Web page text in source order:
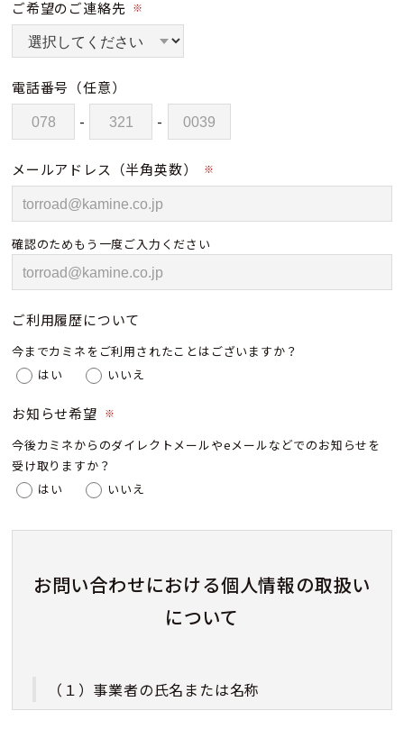
ご希望のご連絡先 ※
電話番号 （任意）
- -
メールアドレス（半角英数） ※
確認のためもう一度ご入力ください
ご利用履歴について
今までカミネをご利用されたことはございますか？
はい
いいえ
お知らせ希望 ※
今後カミネからのダイレクトメールやeメールなどでのお知らせを
受け取りますか？
はい
いいえ
お問い合わせにおける個人情報の取扱い
について
（１）事業者の氏名または名称